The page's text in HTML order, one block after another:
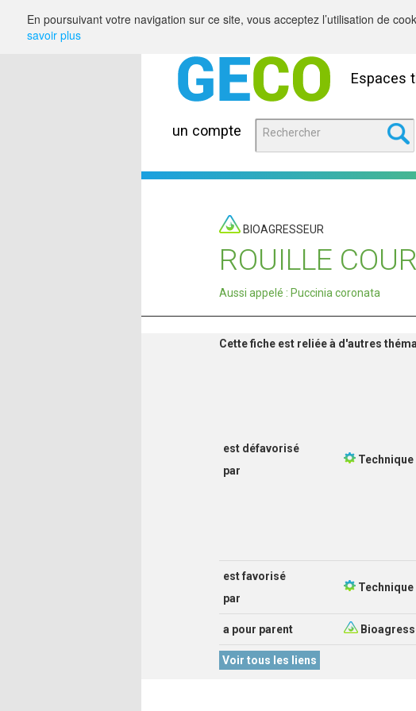
Espaces
un compte
BIOAGRESSEUR
ROUILLE
Aussi appelé : Puccinia coronata
Cette fiche est reliée à d'autres
est défavorisé
par
Technique
est favorisé
par
Technique
a pour parent
Voir tous les liens
En poursuivant votre navigation sur ce site, vous acceptez l’utilisation de
savoir plus